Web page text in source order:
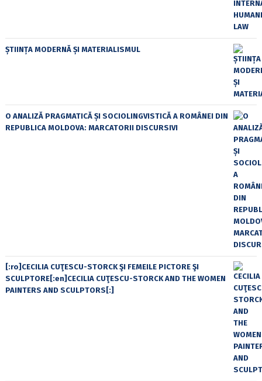
ȘTIINȚA MODERNĂ ȘI MATERIALISMUL
O ANALIZĂ PRAGMATICĂ ȘI SOCIOLINGVISTICĂ A ROMÂNEI DIN
REPUBLICA MOLDOVA: MARCATORII DISCURSIVI
[:ro]CECILIA CUŢESCU-STORCK ŞI FEMEILE PICTORE ŞI
SCULPTORE[:en]CECILIA CUŢESCU-STORCK AND THE WOMEN
PAINTERS AND SCULPTORS[:]